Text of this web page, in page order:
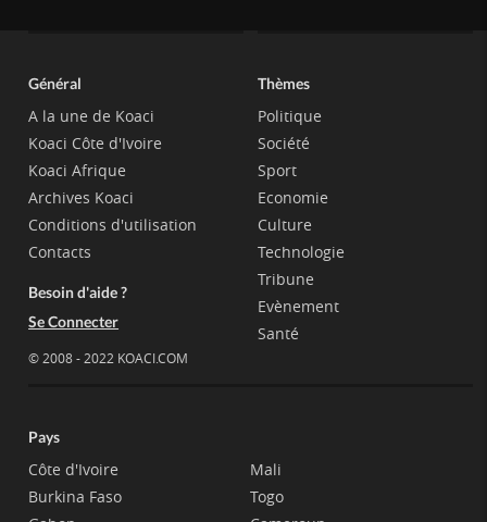
Général
A la une de Koaci
Koaci Côte d'Ivoire
Koaci Afrique
Archives Koaci
Conditions d'utilisation
Contacts
Besoin d'aide ?
Se Connecter
© 2008 - 2022 KOACI.COM
Thèmes
Politique
Société
Sport
Economie
Culture
Technologie
Tribune
Evènement
Santé
Pays
Côte d'Ivoire
Burkina Faso
Mali
Togo